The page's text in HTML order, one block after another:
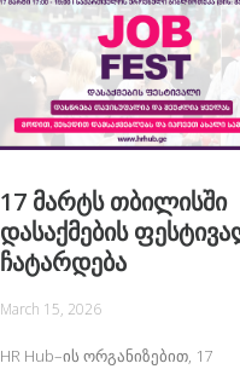
17 Მარტს Თბილისში
Დასაქმების
Ჩატარდება
March 15, 2026
HR Hub–Ის Ორგანიზებით, 17